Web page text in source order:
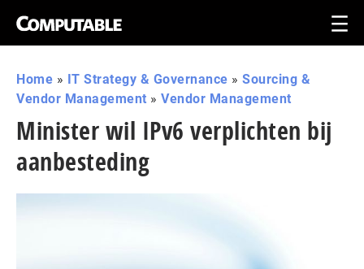
Home » IT Strategy & Governance » Sourcing &
Vendor Management » Vendor Management
Minister wil IPv6 verplichten bij
aanbesteding